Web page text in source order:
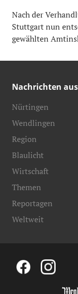
Nach der
Stuttgart nun
gewählten
Nachrichten
Nürtingen
Wendlingen
Region
Blaulicht
Wirtschaft
Themen
Reportagen
Weltweit